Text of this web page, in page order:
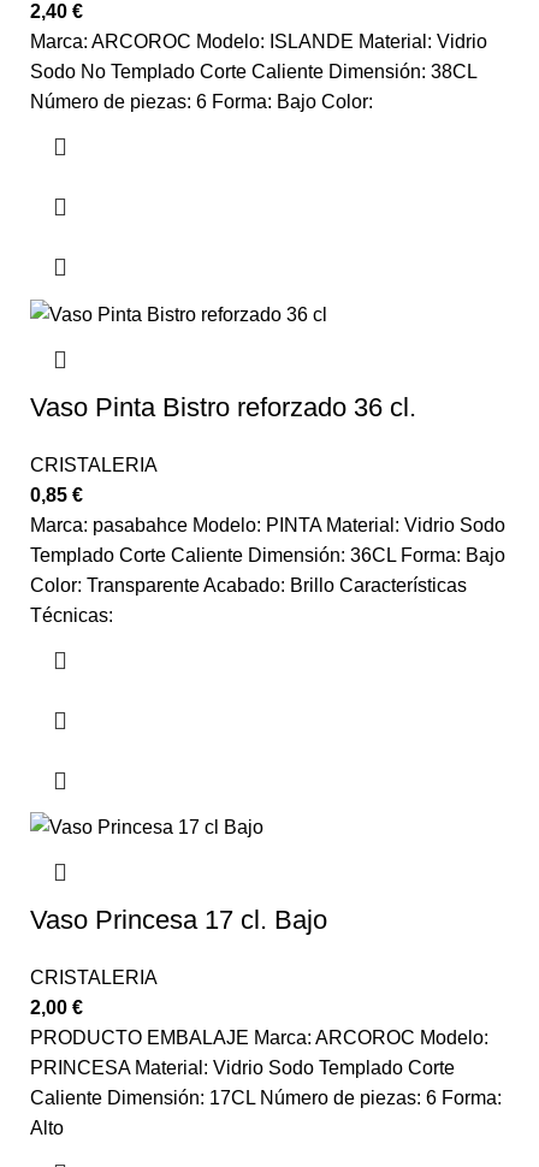
2,40 €
Marca: ARCOROC Modelo: ISLANDE Material: Vidrio
Sodo No Templado Corte Caliente Dimensión: 38CL
Número de piezas: 6 Forma: Bajo Color:
Vaso Pinta Bistro reforzado 36 cl.
CRISTALERIA
0,85 €
Marca: pasabahce Modelo: PINTA Material: Vidrio Sodo
Templado Corte Caliente Dimensión: 36CL Forma: Bajo
Color: Transparente Acabado: Brillo Características
Técnicas:
Vaso Princesa 17 cl. Bajo
CRISTALERIA
2,00 €
PRODUCTO EMBALAJE Marca: ARCOROC Modelo:
PRINCESA Material: Vidrio Sodo Templado Corte
Caliente Dimensión: 17CL Número de piezas: 6 Forma:
Alto